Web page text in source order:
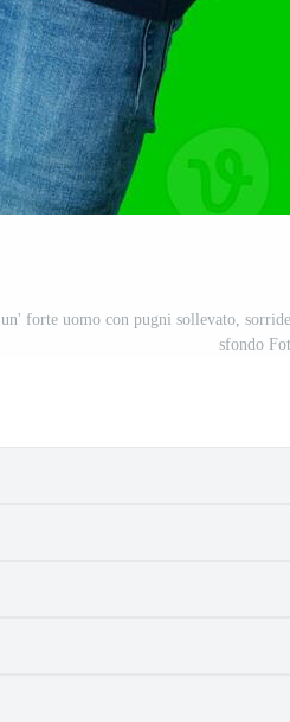
un' forte uomo con pugni sollevato,
sfondo